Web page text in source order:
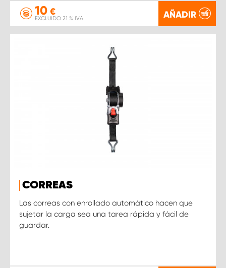
10 €
EXCLUIDO 21 % IVA AÑADIR
CORREAS
Las correas con enrollado automático hacen que
sujetar la carga sea una tarea rápida y fácil de
guardar.